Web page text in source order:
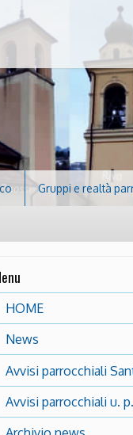
Gruppi e realtà
HOME
News
Avvisi parrocchiali
Avvisi parrocchiali u.